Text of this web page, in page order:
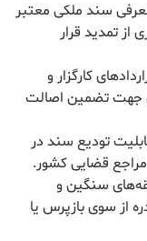
سند ملکی معتبر
از تمدید قرار
کارگزار و
جهت تضمین اصالت
تودیع سند در
مراجع قضایی کشور.
سنگین و
از سوی بازپرس یا